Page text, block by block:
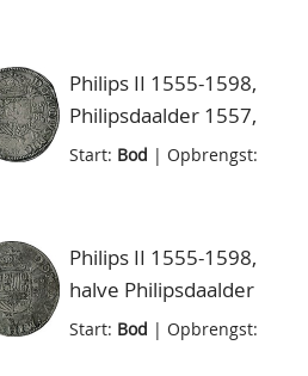
Philips II 1555-1598,
Philipsdaalder 1557,
Delm.29a, zeer fraai
Start: Bod | Opbrengst:
Philips II 1555-1598,
halve Philipsdaalder
1563, Delm.62, bijna
Start: Bod | Opbrengst: